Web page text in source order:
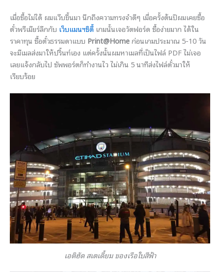
เมื่อซื้อไม่ได้ ผมแว๊บขึ้นมา นึกถึงความทรงจำดีๆ เมื่อครั้งต้นปีผมเคยซื้อ
ตั๋วพรีเมียร์ลีกกับ เว็บแมนฯซิตี้ เกมนั้นเจอวัตฟอร์ด ซื้อง่ายมาก ได้ใน
ราคาทุน ซื้อตั๋วธรรมดาแบบ Print@Homeก่อนเกมประมาณ 5-10 วัน
จะมีเมลส่งมาให้ปริ้นท์เอง แต่ครั้งนั้นผมหาเมลที่เป็นไฟล์ PDF ไม่เจอ
เลยแจ้งกลับไป ซัพพอร์ตก็ทำงานไว ไม่เกิน 5 นาทีส่งไฟล์ตั๋วมาให้
เรียบร้อย
เอติฮัด สเตเดี้ยม ของเรือใบสีฟ้า